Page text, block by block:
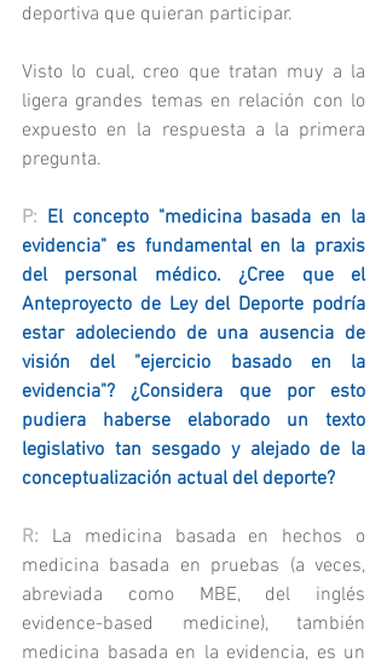
deportiva que quieran participar.
Visto lo cual, creo que tratan muy a la
ligera grandes temas en relación con lo
expuesto en la respuesta a la primera
pregunta.
P: El concepto "medicina basada en la
evidencia" es fundamental en la praxis
del personal médico. ¿Cree que el
Anteproyecto de Ley del Deporte podría
estar adoleciendo de una ausencia de
visión del "ejercicio basado en la
evidencia"? ¿Considera que por esto
pudiera haberse elaborado un texto
legislativo tan sesgado y alejado de la
conceptualización actual del deporte?
R: La medicina basada en hechos o
medicina basada en pruebas (a veces,
abreviada como MBE, del inglés
evidence-based medicine), también
medicina basada en la evidencia, es un